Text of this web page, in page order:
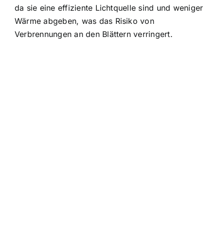
da sie eine effiziente Lichtquelle sind und weniger
Wärme abgeben, was das Risiko von
Verbrennungen an den Blättern verringert.